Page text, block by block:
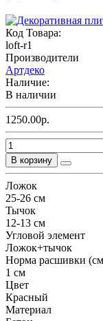
Код Товара:
loft-r1
Производители
Артдеко
Наличие:
В наличии
1250.00р.
В корзину
Ложок
25-26 см
Тычок
12-13 см
Угловой элемент
Ложок+тычок
Норма расшивки
1 см
Цвет
Красный
Материал